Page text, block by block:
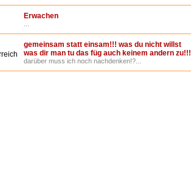
Erwachen
gemeinsam statt einsam!!! was du nicht willst
was dir man tu das füg auch keinem andern zu!!!
darüber muss ich noch nachdenken!?...